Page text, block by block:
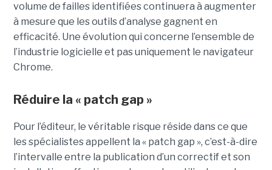
volume de failles identifiées continuera à augmenter
à mesure que les outils d’analyse gagnent en
efficacité. Une évolution qui concerne l’ensemble de
l’industrie logicielle et pas uniquement le navigateur
Chrome.
Réduire la « patch gap »
Pour l’éditeur, le véritable risque réside dans ce que
les spécialistes appellent la « patch gap », c’est-à-dire
l’intervalle entre la publication d’un correctif et son